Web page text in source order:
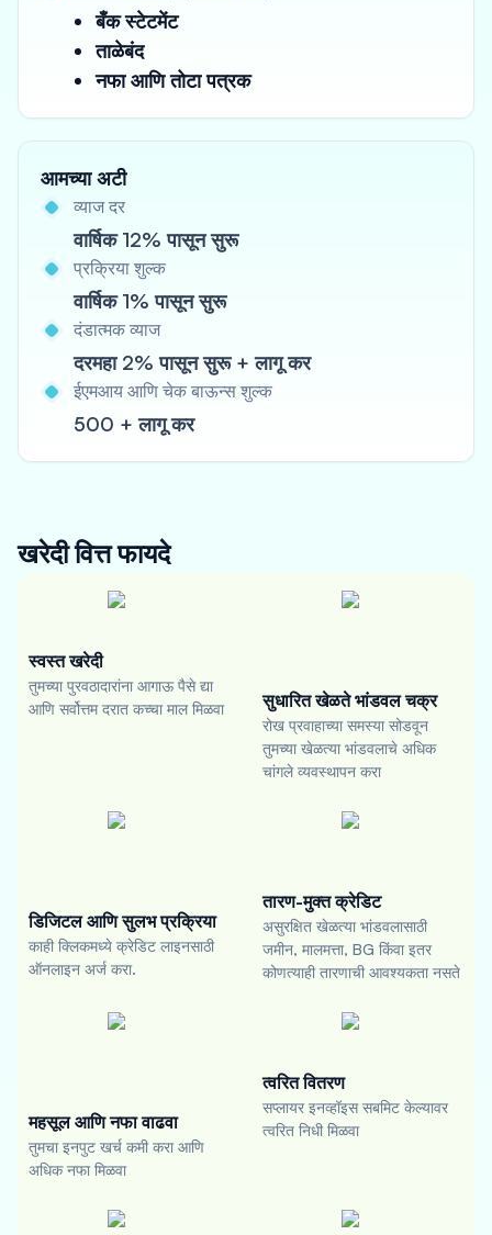
बँक स्टेटमेंट
ताळेबंद
नफा आणि तोटा पत्रक
आमच्या अटी
व्याज दर
वार्षिक 12% पासून सुरू
प्रक्रिया शुल्क
वार्षिक 1% पासून सुरू
दंडात्मक व्याज
दरमहा 2% पासून सुरू + लागू कर
ईएमआय आणि चेक बाऊन्स शुल्क
500 + लागू कर
खरेदी वित्तफायदे
स्वस्त खरेदी
तुमच्या पुरवठादारांना आगाऊ पैसे द्या
आणि सर्वोत्तम दरात कच्चा माल मिळवा
सुधारित खेळते भांडवल चक्र
रोख प्रवाहाच्या समस्या सोडवून
तुमच्या खेळत्या भांडवलाचे अधिक
चांगले व्यवस्थापन करा
डिजिटल आणि सुलभ प्रक्रिया
काही क्लिकमध्ये क्रेडिट लाइनसाठी
ऑनलाइन अर्ज करा.
तारण-मुक्त क्रेडिट
असुरक्षित खेळत्या भांडवलासाठी
जमीन, मालमत्ता, BG किंवा इतर
कोणत्याही तारणाची आवश्यकता नसते
महसूल आणि नफा वाढवा
तुमचा इनपुट खर्च कमी करा आणि
अधिक नफा मिळवा
त्वरित वितरण
सप्लायर इनव्हॉइस सबमिट केल्यावर
त्वरित निधी मिळवा